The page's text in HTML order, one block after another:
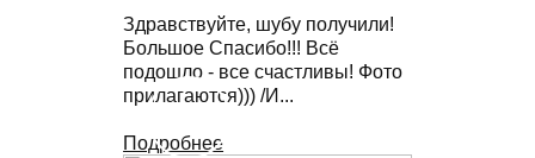
Здравствуйте, шубу получили!
Большое Спасибо!!! Всё
подошло - все счастливы! Фото
прилагаются))) /И...
Подробнее